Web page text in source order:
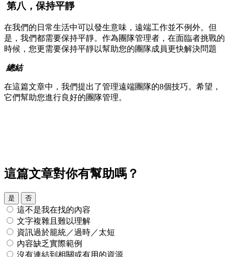
第八，保持平靜
在我們的日常生活中可以發生意味，遠端工作並不例外。但
是，我們都需要保持平靜。作為團隊管理者，在面臨者挑戰的
時候，您更需要保持平靜以幫助您的團隊成員更快解決問題
總結
在這篇文章中，我們提出了管理遠端團隊的8個技巧。希望，
它們幫助您進行良好的團隊管理。
這篇文章對你有幫助嗎？
是 否
這不是我在找的內容
文字複雜且難以理解
資訊過於籠統／過時／太短
內容缺乏實際範例
沒有連結到相關或有用的資源